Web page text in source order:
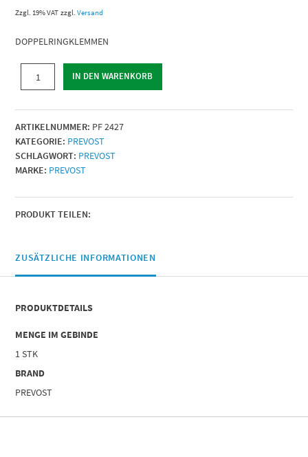
Zzgl. 19% VAT zzgl.Versand
DOPPELRINGKLEMMEN
min./max.
(mm)
=
24
-
|
Menge
IN DEN WARENKORB
ARTIKELNUMMER: PF 2427
KATEGORIE: PREVOST
SCHLAGWORT: PREVOST
MARKE: PREVOST
PRODUKT TEILEN:
ZUSÄTZLICHE INFORMATIONEN
PRODUKTDETAILS
MENGE IM GEBINDE
1 STK
BRAND
PREVOST